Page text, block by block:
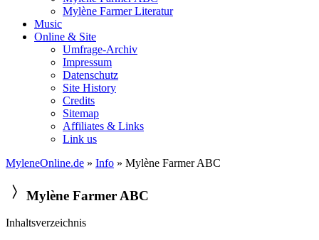
Mylène Farmer Literatur
Music
Online & Site
Umfrage-Archiv
Impressum
Datenschutz
Site History
Credits
Sitemap
Affiliates & Links
Link us
MyleneOnline.de » Info » Mylène Farmer ABC
Mylène Farmer ABC
Inhaltsverzeichnis